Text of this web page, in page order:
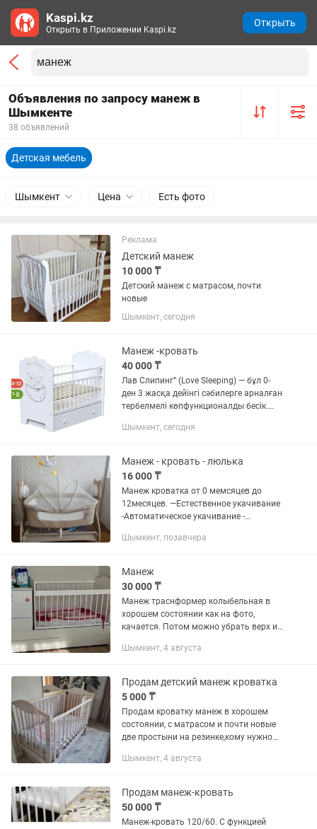
Объявления по запросу манеж в
Шымкенте
38 объявлений
Детская мебель
Шымкент Цена Есть фото
Реклама
Детский манеж
10 000 ₸
Детский манеж с матрасом, почти
новые
Шымкент, сегодня
Манеж -кровать
40 000 ₸
Лав Слипинг” (Love Sleeping) — бұл 0-
ден 3 жасқа дейінгі сәбилерге арналған
тербелмелі көпфункционалды бесік.
•0–3 жас 2. Механизм: •Поперечный
Шымкент, сегодня
Манеж - кровать - люлька
16 000 ₸
Манеж кроватка от 0 мемсяцев до
12месяцев. —Естественное укачивание
-Автоматическое укачивание -
— стопор на колесах предотвращает
Шымкент, позавчера
Манеж
30 000 ₸
Манеж траснформер колыбельная в
хорошем состоянии как на фото,
качается. Потом можно убрать верх и
Продам за 30.000 тг +матрас в
Шымкент, 4 августа
Продам детский манеж кроватка
5 000 ₸
Продам кроватку манеж в хорошем
состоянии, с матрасом и почти новые
две простыни на резинке,кому нужно
Шымкент, 4 августа
Продам манеж-кровать
50 000 ₸
Манеж-кровать 120/60. С функцией
Kaspi.kz
Открыть в Приложении Kaspi.kz
Открыть